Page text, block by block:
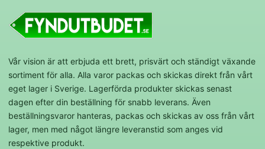
Vår vision är att erbjuda ett brett, prisvärt och ständigt växande
sortiment för alla. Alla varor packas och skickas direkt från vårt
eget lager i Sverige. Lagerförda produkter skickas senast
dagen efter din beställning för snabb leverans. Även
beställningsvaror hanteras, packas och skickas av oss från vårt
lager, men med något längre leveranstid som anges vid
respektive produkt.